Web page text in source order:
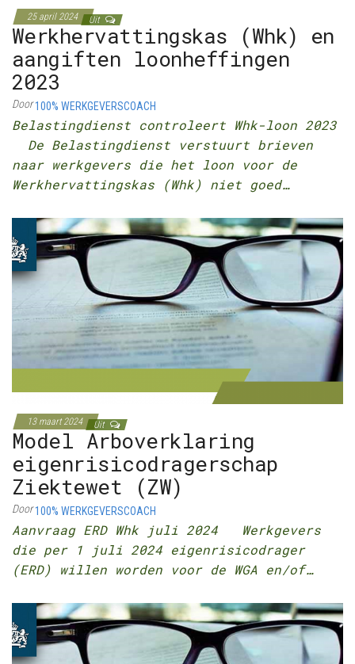
25 april 2024 Uit
Werkhervattingskas (Whk) en
aangiften loonheffingen
2023
Door100% WERKGEVERSCOACH
Belastingdienst controleert Whk-loon 2023
De Belastingdienst verstuurt brieven
naar werkgevers die het loon voor de
Werkhervattingskas (Whk) niet goed…
13 maart 2024 Uit
Model Arboverklaring
eigenrisicodragerschap
Ziektewet (ZW)
Door100% WERKGEVERSCOACH
Aanvraag ERD Whk juli 2024 Werkgevers
die per 1 juli 2024 eigenrisicodrager
(ERD) willen worden voor de WGA en/of…